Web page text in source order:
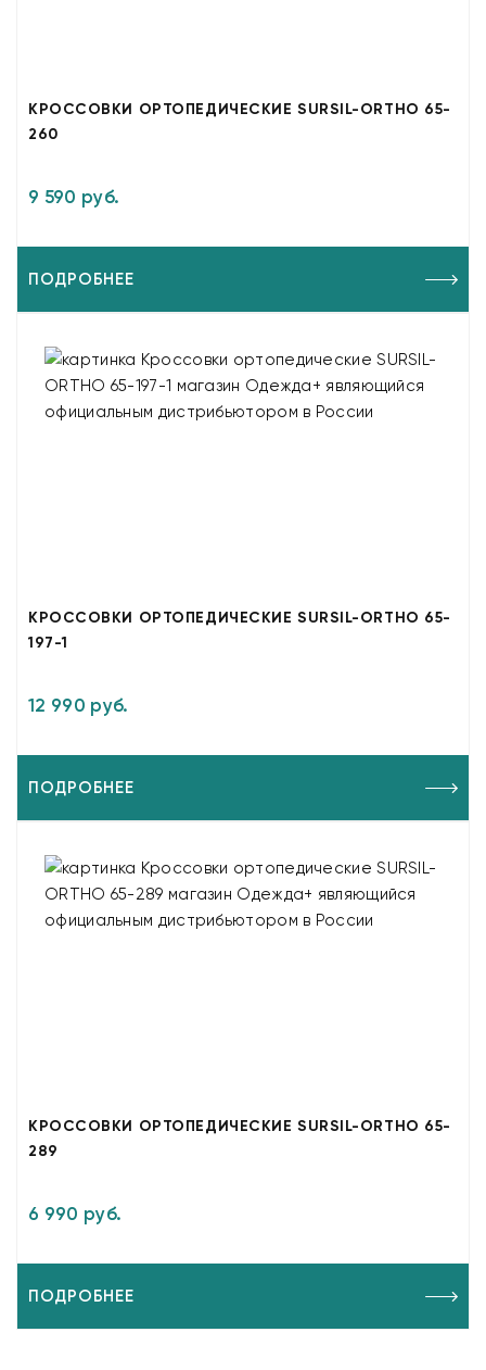
КРОССОВКИ ОРТОПЕДИЧЕСКИЕ SURSIL-ORTHO 65-
260
9 590 руб.
ПОДРОБНЕЕ
КРОССОВКИ ОРТОПЕДИЧЕСКИЕ SURSIL-ORTHO 65-
197-1
12 990 руб.
ПОДРОБНЕЕ
КРОССОВКИ ОРТОПЕДИЧЕСКИЕ SURSIL-ORTHO 65-
289
6 990 руб.
ПОДРОБНЕЕ